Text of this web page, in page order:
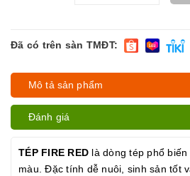
Đã có trên sàn TMĐT:
Mô tả sản phẩm
Đánh giá
TÉP FIRE RED là dòng tép phổ
màu. Đặc tính dễ nuôi, sinh sản tốt